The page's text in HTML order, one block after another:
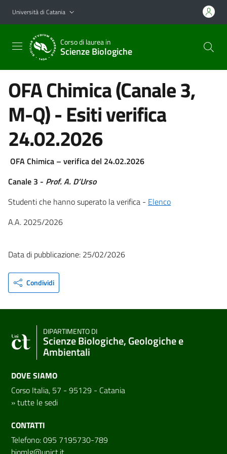
Vai al contenuto principale
Vai al menu di navigazione
Università di Catania
Corso di laurea in
Scienze Biologiche
OFA Chimica (Canale 3,
M-Q) - Esiti verifica
24.02.2026
OFA Chimica – verifica del 24.02.2026
Canale 3 - Prof. A. D’Urso
Studenti che hanno superato la verifica - Elenco
A.A. 2025/2026
Data di pubblicazione: 25/02/2026
Condividi
DIPARTIMENTO DI
Scienze Biologiche, Geologiche e
Ambientali
DOVE SIAMO
Corso Italia, 57 - 95129 - Catania
»tutte le sedi
CONTATTI
Telefono: 095 7195730-789